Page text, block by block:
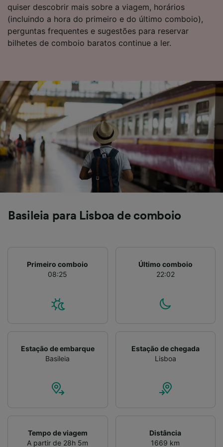
quiser descobrir mais sobre a viagem, horários
(incluindo a hora do primeiro e do último comboio),
perguntas frequentes e sugestões para reservar
bilhetes de comboio baratos continue a ler.
Basileia para Lisboa de comboio
Primeiro comboio
08:25
Último comboio
22:02
Estação de embarque
Basileia
Estação de chegada
Lisboa
Tempo de viagem
A partir de 28h 5m
Distância
1669 km
Usar dados exatos de geolocalização.
Verificar ativamente as características do
dispositivo para identificação. Armazenar e/ou
acessar informações em um dispositivo.
Publicidade e conteúdo personalizados,
Lista de parceiros (fornecedores)